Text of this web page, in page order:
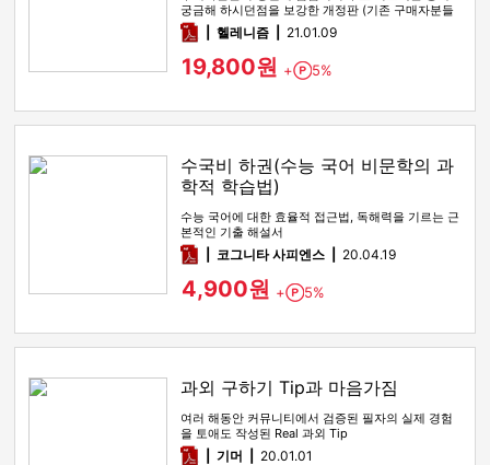
궁금해 하시던점을 보강한 개정판 (기존 구매자분들
은 연락이나 댓글 남겨주시…
pdf헬레니즘 21.01.09
19,800원 + Point
5%
수국비 하권(수능 국어 비문학의 과
학적 학습법)
수능 국어에 대한 효율적 접근법, 독해력을 기르는 근
본적인 기출 해설서
pdf코그니타 사피엔스 20.04.19
4,900원 + Point
5%
과외 구하기 Tip과 마음가짐
여러 해동안 커뮤니티에서 검증된 필자의 실제 경험
을 토애도 작성된 Real 과외 Tip
pdf기머 20.01.01